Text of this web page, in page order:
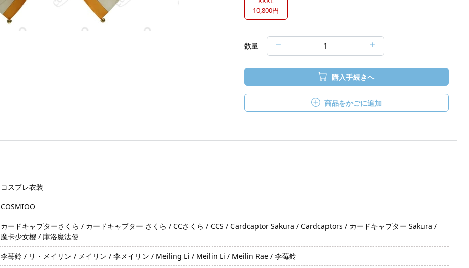
10,800円
数量
購入手続きへ
商品をかごに追加
コスプレ衣装
COSMIOO
カードキャプターさくら / カードキャプター さくら / CCさくら / CCS / Cardcaptor Sakura / Cardcaptors / カードキャプター Sakura /
魔卡少女樱 / 庫洛魔法使
李苺鈴 / リ・メイリン / メイリン / 李メイリン / Meiling Li / Meilin Li / Meilin Rae / 李莓鈴